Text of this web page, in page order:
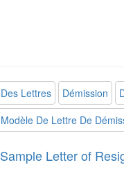
Des Lettres Démission
Modèle De Lettre De
Sample Letter of